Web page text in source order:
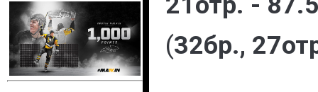
(32бр.,